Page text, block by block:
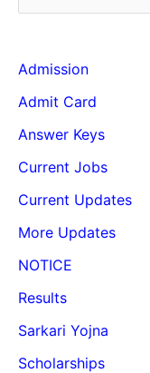
Admission
Admit Card
Answer Keys
Current Jobs
Current Updates
More Updates
NOTICE
Results
Sarkari Yojna
Scholarships